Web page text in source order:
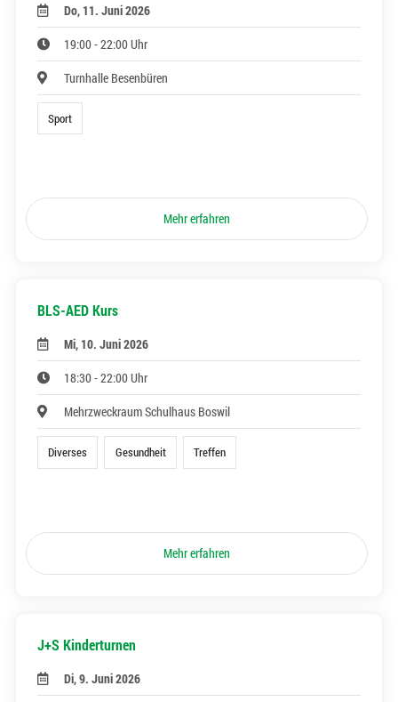
Do, 11. Juni 2026
19:00 - 22:00 Uhr
Turnhalle Besenbüren
Sport
Mehr erfahren
BLS-AED Kurs
Mi, 10. Juni 2026
18:30 - 22:00 Uhr
Mehrzweckraum Schulhaus Boswil
Diverses Gesundheit Treffen
Mehr erfahren
J+S Kinderturnen
Di, 9. Juni 2026